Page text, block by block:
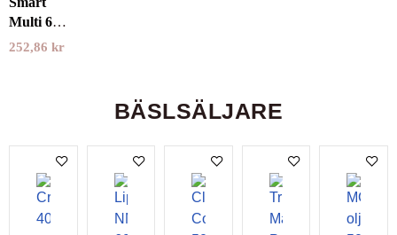
Multi 60
kapslar
252,86 kr
BÄSLSÄLJARE